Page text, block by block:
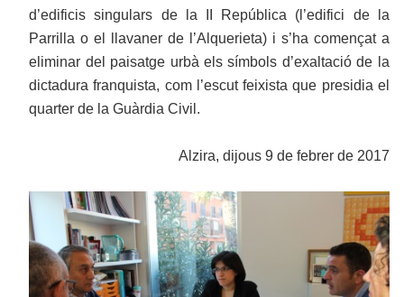
d’edificis singulars de la II República (l’edifici de la
Parrilla o el llavaner de l’Alquerieta) i s’ha començat a
eliminar del paisatge urbà els símbols d’exaltació de la
dictadura franquista, com l’escut feixista que presidia el
quarter de la Guàrdia Civil.
Alzira, dijous 9 de febrer de 2017